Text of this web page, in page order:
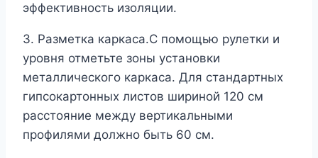
эффективность изоляции.
3. Разметка каркаса.С помощью рулетки и
уровня отметьте зоны установки
металлического каркаса. Для стандартных
гипсокартонных листов шириной 120 см
расстояние между вертикальными
профилями должно быть 60 см.